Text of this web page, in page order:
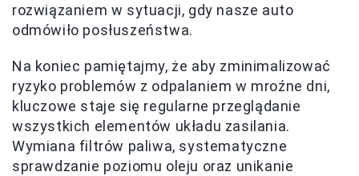
rozwiązaniem w sytuacji, gdy nasze auto
odmówiło posłuszeństwa.
Na koniec pamiętajmy, że aby zminimalizować
ryzyko problemów z odpalaniem w mroźne dni,
kluczowe staje się regularne przeglądanie
wszystkich elementów układu zasilania.
Wymiana filtrów paliwa, systematyczne
sprawdzanie poziomu oleju oraz unikanie